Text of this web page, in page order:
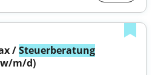
/ Steuerberatung
m/d)